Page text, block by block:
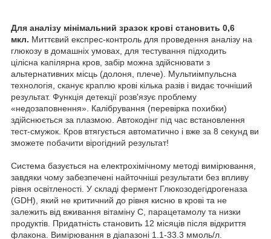
Для аналізу мінімальний зразок крові становить 0,6
мкл. Миттєвий експрес-контроль для проведення аналізу на
глюкозу в домашніх умовах, для тестування підходить
цілісна капілярна кров, забір можна здійснювати з
альтернативних місць (долоня, плече). Мультиімпульсна
технологія, сканує краплю крові кілька разів і видає точніший
результат. Функція детекції розв'язує проблему
«недозаповнення». Калібрування (перевірка похибки)
здійснюється за плазмою. Автокодінг під час встановлення
тест-смужок. Кров втягується автоматично і вже за 8 секунд ви
зможете побачити вірогідний результат!
Система базується на електрохімічному методі вимірювання,
завдяки чому забезпечені найточніші результати без впливу
рівня освітленості. У складі фермент Глюкозодегідрогеназа
(GDH), який не критичний до рівня кисню в крові та не
залежить від вживання вітаміну С, парацетамолу та низки
продуктів. Придатність становить 12 місяців після відкриття
флакона. Вимірювання в діапазоні 1.1-33.3 ммоль/л.